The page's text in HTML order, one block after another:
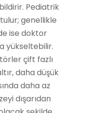
Pediatrik
genellikle
ise doktor
yükseltebilir.
çift fazlı
daha düşük
daha az
dışarıdan